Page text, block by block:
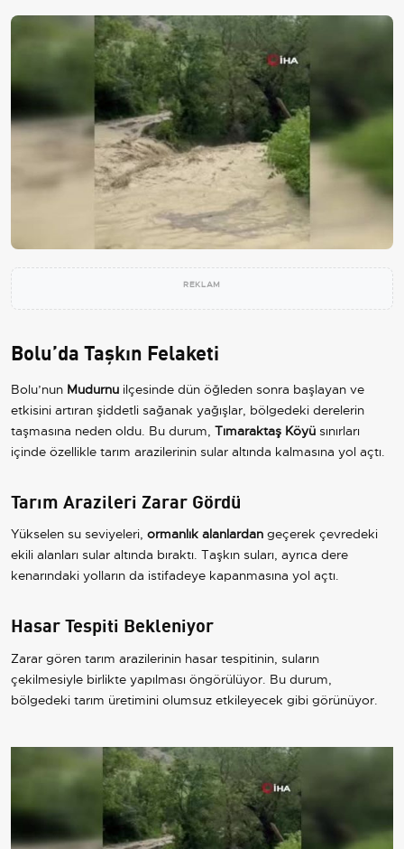
REKLAM
Bolu’da Taşkın Felaketi
Bolu’nun Mudurnu ilçesinde dün öğleden sonra başlayan ve
etkisini artıran şiddetli sağanak yağışlar, bölgedeki derelerin
taşmasına neden oldu. Bu durum, Tımaraktaş Köyü sınırları
içinde özellikle tarım arazilerinin sular altında kalmasına yol açtı.
Tarım Arazileri Zarar Gördü
Yükselen su seviyeleri, ormanlık alanlardan geçerek çevredeki
ekili alanları sular altında bıraktı. Taşkın suları, ayrıca dere
kenarındaki yolların da istifadeye kapanmasına yol açtı.
Hasar Tespiti Bekleniyor
Zarar gören tarım arazilerinin hasar tespitinin, suların
çekilmesiyle birlikte yapılması öngörülüyor. Bu durum,
bölgedeki tarım üretimini olumsuz etkileyecek gibi görünüyor.